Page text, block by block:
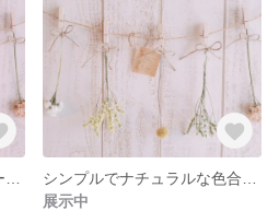
展示中